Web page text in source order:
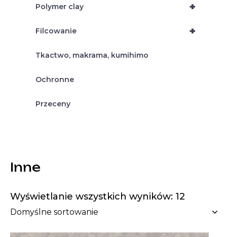
Inne
Wyświetlanie wszystkich wyników: 12
+
Polymer clay
+
Filcowanie
Tkactwo, makrama, kumihimo
Ochronne
Przeceny